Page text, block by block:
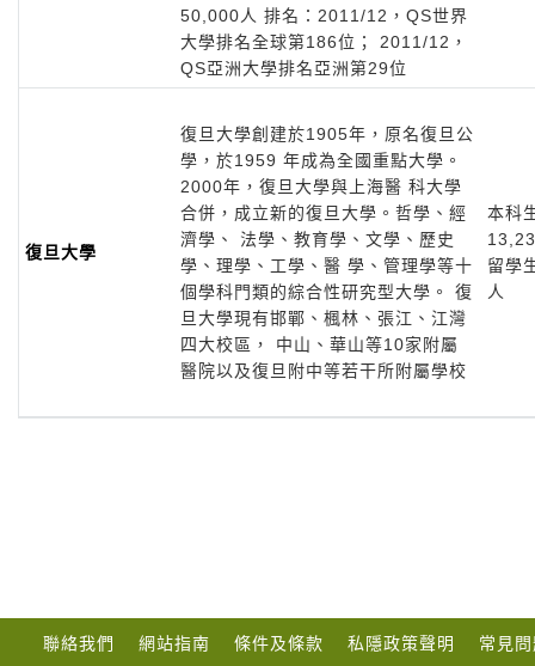
50,000人 排名：2011/12，QS世界
大學排名全球第186位； 2011/12，
QS亞洲大學排名亞洲第29位
復旦大學
復旦大學創建於1905年，原名復旦公
學，於1959 年成為全國重點大學。
2000年，復旦大學與上海醫 科大學
合併，成立新的復旦大學。哲學、經
濟學、 法學、教育學、文學、歷史
學、理學、工學、醫 學、管理學等十
個學科門類的綜合性研究型大學。 復
旦大學現有邯鄲、楓林、張江、江灣
四大校區， 中山、華山等10家附屬
醫院以及復旦附中等若干所附屬學校
本科
留學
人
聯絡我們 網站指南 條件及條款 私隱政策聲明 常見